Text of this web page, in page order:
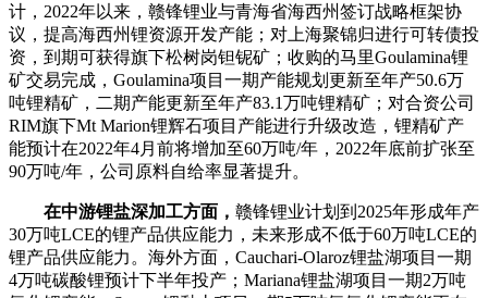
计，2022年以来，赣锋锂业与青海省海西州签订战略框架协
议，提高海西州锂资源开发产能；对上海聚锦归进行可转债投
资，到期可获得旗下松树岗钽铌矿；收购的马里Goulamina锂
矿交易完成，Goulamina项目一期产能规划更新至年产50.6万
吨锂精矿，二期产能更新至年产83.1万吨锂精矿；对合资公司
RIM旗下Mt Marion锂辉石项目产能进行升级改造，锂精矿产
能预计在2022年4月前将增加至60万吨/年，2022年底前扩张至
90万吨/年，公司原料自给率显著提升。
在中游锂盐深加工方面， 赣锋锂业计划到2025年形成年产
30万吨LCE的锂产品供应能力，未来形成不低于60万吨LCE的
锂产品供应能力。海外方面，Cauchari-Olaroz锂盐湖项目一期
4万吨碳酸锂预计下半年投产；Mariana锂盐湖项目一期2万吨